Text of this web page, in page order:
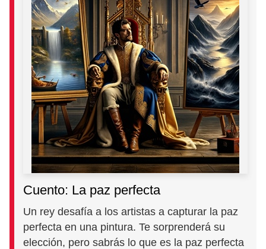
Cuento: La paz perfecta
Un rey desafía a los artistas a capturar la paz
perfecta en una pintura. Te sorprenderá su
elección, pero sabrás lo que es la paz perfecta